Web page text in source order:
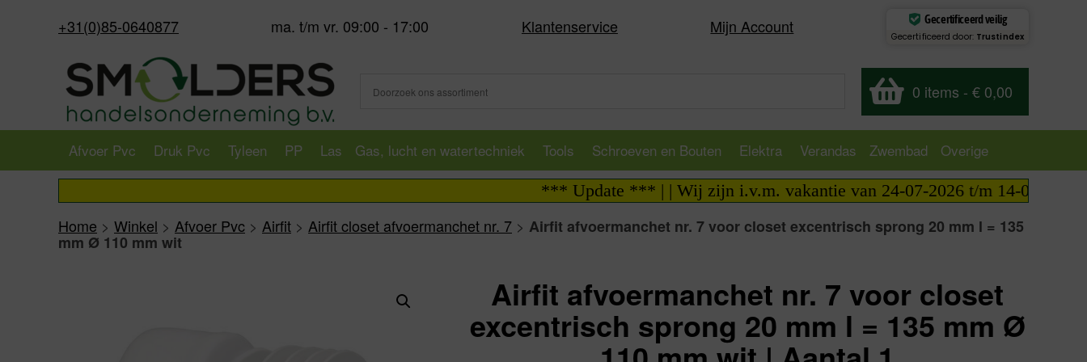
+31(0)85-0640877 ma. t/m vr. 09:00 - 17:00 Klantenservice Mijn Account Gecertificeerd veilig
Gecertificeerd door: Trustindex
0 items - € 0,00
Afvoer Pvc Druk Pvc Tyleen PP Las Gas, lucht en watertechniek Tools Schroeven en Bouten Elektra Verandas Zwembad
Overige
*** Update *** | | Wij zijn i.v.m. vakantie van 24-07-2026 t/m 14-08-2026
Home > Winkel > Afvoer Pvc > Airfit > Airfit closet afvoermanchet nr. 7 > Airfit afvoermanchet nr. 7 voor closet excentrisch sprong 20 mm l = 135
mm Ø 110 mm wit
Airfit afvoermanchet nr. 7 voor closet
excentrisch sprong 20 mm l = 135 mm Ø